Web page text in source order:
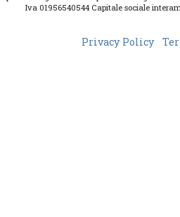
Iva 01956540544 Capitale sociale
Privacy Policy